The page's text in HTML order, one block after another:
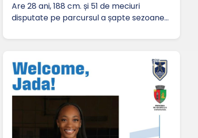
Are 28 ani, 188 cm. și 51 de meciuri
disputate pe parcursul a șapte sezoane…